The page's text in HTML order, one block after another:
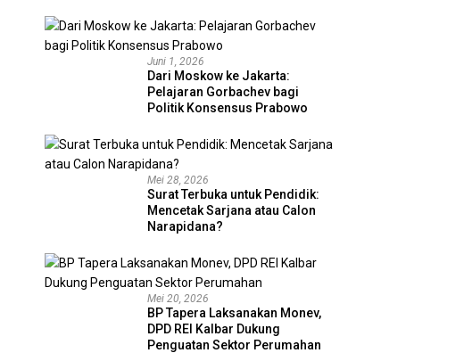
Rumah
Juni 1, 2026
Dari Moskow ke Jakarta:
Pelajaran Gorbachev bagi
Politik Konsensus Prabowo
Mei 28, 2026
Surat Terbuka untuk Pendidik:
Mencetak Sarjana atau Calon
Narapidana?
Mei 20, 2026
BP Tapera Laksanakan Monev,
DPD REI Kalbar Dukung
Penguatan Sektor Perumahan